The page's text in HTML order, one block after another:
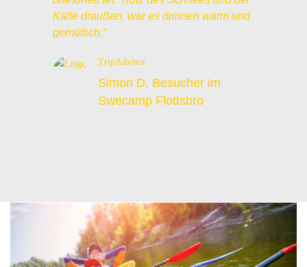
Kälte draußen, war es drinnen warm und
gemütlich.“
TripAdvisor
Simon D, Besucher im
Swecamp Flottsbro